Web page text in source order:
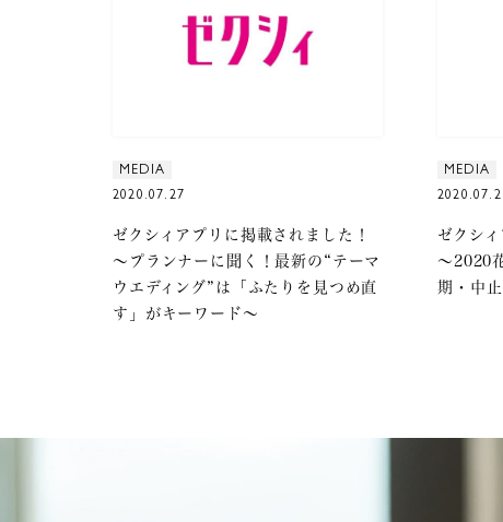
MEDIA
2020.07.27
ゼクシィアプリに掲載されました！
～プランナーに聞く！最新の“テーマ
ウエディング”は「ふたりを見つめ直
す」がキーワード～
MEDIA
ゼクシ
～2020
期・中